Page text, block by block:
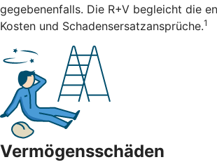
gegebenenfalls. Die R+V begleicht die
Kosten und Schadensersatzansprüche.1
Vermögensschäden